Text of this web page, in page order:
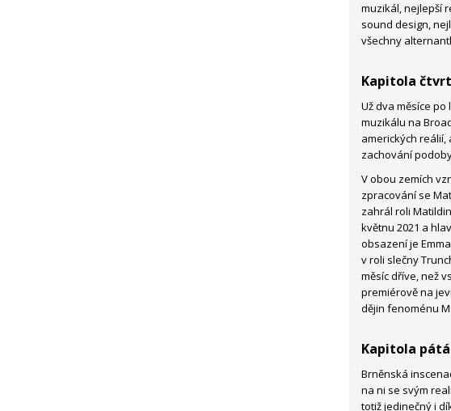
muzikál, nejlepší
sound design,
všechny
Kapitola
Už dva měsíce
muzikálu na
amerických
zachování
V obou zemích
zpracování se
zahrál roli
květnu 2021 a
obsazení je
v roli slečny
měsíc dříve, než
premiérově na
dějin fenoménu
Kapitola pátá
Brněnská
na ni se svým
totiž jedinečný i